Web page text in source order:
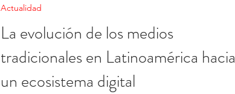
La evolución de los medios
tradicionales en Latinoamérica hacia
un ecosistema digital
Actualidad